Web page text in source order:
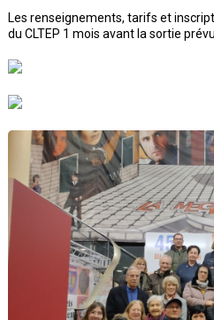
Les renseignements, tarifs et
du CLTEP 1 mois avant la sortie